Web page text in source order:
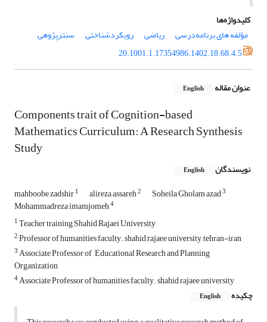
کلیدواژه‌ها
مؤلفه های برنامه‌درسی
ریاضی رویکردشناختی
سنتزپژوهی
20.1001.1.17354986.1402.18.68.4.5
عنوان مقاله English
Components trait of Cognition-based
Mathematics Curriculum: A Research Synthesis
Study
نویسندگان English
mahboobe zadshir1 alireza assareh2 Soheila Gholam azad3
Mohammadreza imamjomeh4
1Teacher training Shahid Rajaei University
2Professor of humanities faculty. shahid rajaee university, tehran-iran
3Associate Professor of , Educational Research and Planning
Organization
4Associate Professor of humanities faculty. shahid rajaee university
چکیده
English